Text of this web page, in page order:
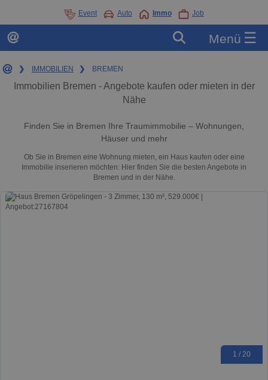
Event Auto Immo Job
Menü ☰
❯ IMMOBILIEN ❯ BREMEN
Immobilien Bremen - Angebote kaufen oder mieten in der
Nähe
Finden Sie in Bremen Ihre Traumimmobilie – Wohnungen,
Häuser und mehr
Ob Sie in Bremen eine Wohnung mieten, ein Haus kaufen oder eine
Immobilie inserieren möchten: Hier finden Sie die besten Angebote in
Bremen und in der Nähe.
1 / 20